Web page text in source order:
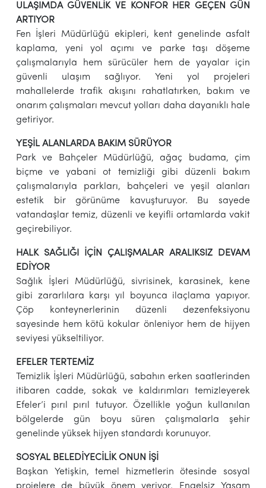
ULAŞIMDA GÜVENLİK VE KONFOR HER GEÇEN GÜN
ARTIYOR
Fen İşleri Müdürlüğü ekipleri, kent genelinde asfalt
kaplama, yeni yol açımı ve parke taşı döşeme
çalışmalarıyla hem sürücüler hem de yayalar için
güvenli ulaşım sağlıyor. Yeni yol projeleri
mahallelerde trafik akışını rahatlatırken, bakım ve
onarım çalışmaları mevcut yolları daha dayanıklı hale
getiriyor.
YEŞİL ALANLARDA BAKIM SÜRÜYOR
Park ve Bahçeler Müdürlüğü, ağaç budama, çim
biçme ve yabani ot temizliği gibi düzenli bakım
çalışmalarıyla parkları, bahçeleri ve yeşil alanları
estetik bir görünüme kavuşturuyor. Bu sayede
vatandaşlar temiz, düzenli ve keyifli ortamlarda vakit
geçirebiliyor.
HALK SAĞLIĞI İÇİN ÇALIŞMALAR ARALIKSIZ DEVAM
EDİYOR
Sağlık İşleri Müdürlüğü, sivrisinek, karasinek, kene
gibi zararlılara karşı yıl boyunca ilaçlama yapıyor.
Çöp konteynerlerinin düzenli dezenfeksiyonu
sayesinde hem kötü kokular önleniyor hem de hijyen
seviyesi yükseltiliyor.
EFELER TERTEMİZ
Temizlik İşleri Müdürlüğü, sabahın erken saatlerinden
itibaren cadde, sokak ve kaldırımları temizleyerek
Efeler’i pırıl pırıl tutuyor. Özellikle yoğun kullanılan
bölgelerde gün boyu süren çalışmalarla şehir
genelinde yüksek hijyen standardı korunuyor.
SOSYAL BELEDİYECİLİK ONUN İŞİ
Başkan Yetişkin, temel hizmetlerin ötesinde sosyal
projelere de büyük önem veriyor. Engelsiz Yaşam